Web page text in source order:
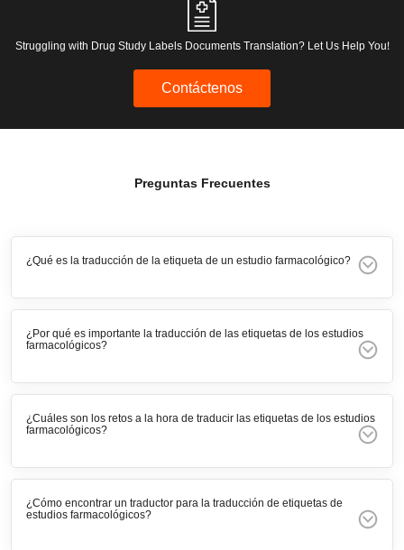
Struggling with Drug Study Labels Documents Translation? Let Us Help You!
Contáctenos
Preguntas Frecuentes
¿Qué es la traducción de la etiqueta de un estudio farmacológico?
¿Por qué es importante la traducción de las etiquetas de los estudios
farmacológicos?
¿Cuáles son los retos a la hora de traducir las etiquetas de los estudios
farmacológicos?
¿Cómo encontrar un traductor para la traducción de etiquetas de
estudios farmacológicos?